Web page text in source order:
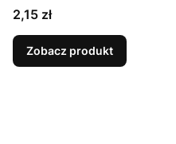
Cena
2,15 zł
Zobacz produkt